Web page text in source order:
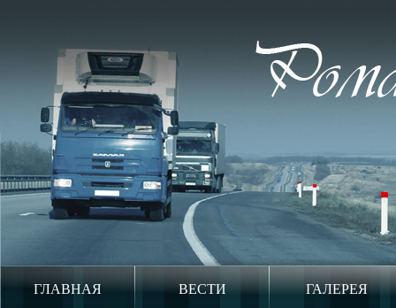
ГЛАВНАЯ ВЕСТИ ГАЛЕРЕЯ